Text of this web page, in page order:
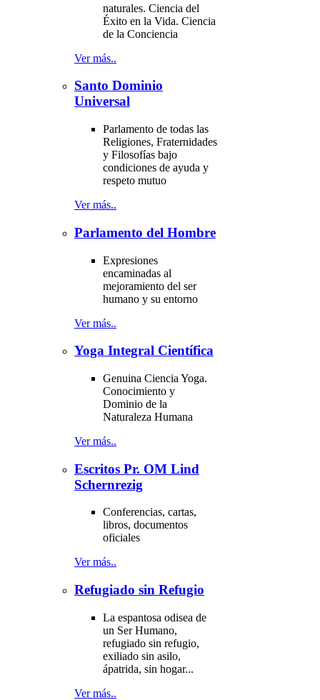
naturales. Ciencia del
Éxito en la Vida. Ciencia
de la Conciencia
Ver más..
Santo Dominio
Universal
Parlamento de todas las
Religiones, Fraternidades
y Filosofías bajo
condiciones de ayuda y
respeto mutuo
Ver más..
Parlamento del Hombre
Expresiones
encaminadas al
mejoramiento del ser
humano y su entorno
Ver más..
Yoga Integral Científica
Genuina Ciencia Yoga.
Conocimiento y
Dominio de la
Naturaleza Humana
Ver más..
Escritos Pr. OM Lind
Schernrezig
Conferencias, cartas,
libros, documentos
oficiales
Ver más..
Refugiado sin Refugio
La espantosa odisea de
un Ser Humano,
refugiado sin refugio,
exiliado sin asilo,
ápatrida, sin hogar...
Ver más..